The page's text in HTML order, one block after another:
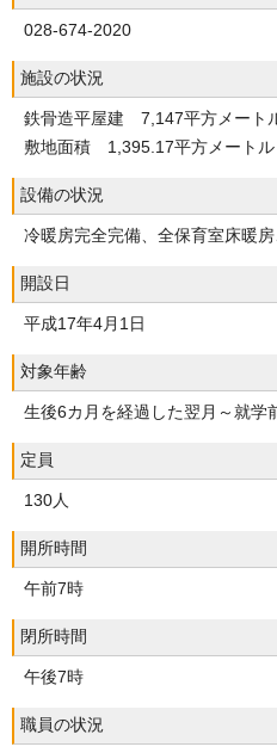
028-674-2020
施設の状況
鉄骨造平屋建 7,147平方メート
敷地面積 1,395.17平方メートル
設備の状況
冷暖房完全完備、全保育室床暖
開設日
平成17年4月1日
対象年齢
生後6カ月を経過した翌月～就学
定員
130人
開所時間
午前7時
閉所時間
午後7時
職員の状況